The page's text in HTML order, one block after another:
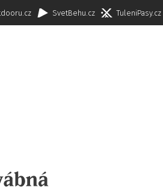
SvetBehu.cz TuleniPasy.cz